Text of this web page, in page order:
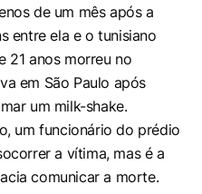
de um mês após a
entre ela e o tunisiano
21 anos morreu no
em São Paulo após
um milk-shake.
um funcionário do prédio
a vítima, mas é a
comunicar a morte.